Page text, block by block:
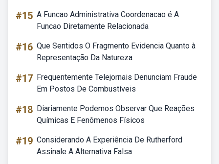
#15 A Funcao Administrativa Coordenacao é A
Funcao Diretamente Relacionada
#16 Que Sentidos O Fragmento Evidencia Quanto à
Representação Da Natureza
#17 Frequentemente Telejornais Denunciam Fraude
Em Postos De Combustíveis
#18 Diariamente Podemos Observar Que Reações
Químicas E Fenômenos Físicos
#19 Considerando A Experiência De Rutherford
Assinale A Alternativa Falsa